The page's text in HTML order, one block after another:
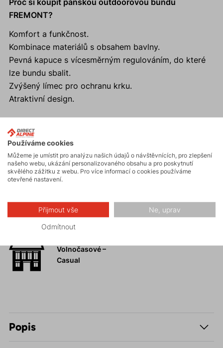
Proč si koupit pánskou outdoorovou bundu
FREMONT?
Komfort a funkčnost.
Kombinace materiálů s obsahem bavlny.
Pevná kapuce s vícesměrným regulováním, do které
lze bundu sbalit.
Zvýšený límec pro ochranu krku.
Atraktivní design.
Aktivity
Turistika
Hiking
Volnočasové –
Casual
Popis
Používáme cookies
Můžeme je umístit pro analýzu našich údajů o návštěvnících, pro zlepšení
našeho webu, ukázání personalizovaného obsahu a pro poskytnutí
skvělého zážitku z webu. Pro více informací o cookies používáme
otevřené nastavení.
Přijmout vše Ne, uprav
Odmítnout